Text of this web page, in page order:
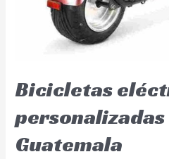
Bicicletas
Guatemala